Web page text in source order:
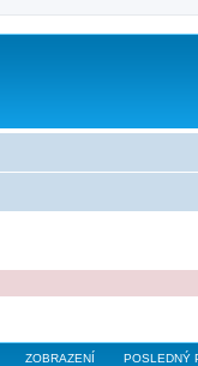
ZOBRAZENÍ POSLEDNÝ